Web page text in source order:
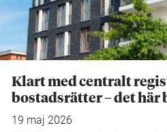
Klart med centralt
bostadsrätter – det här
19 maj 2026